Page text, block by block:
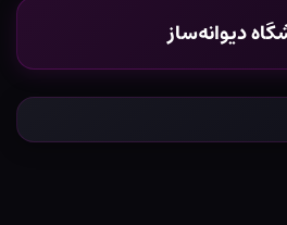
دیوانه‌ساز